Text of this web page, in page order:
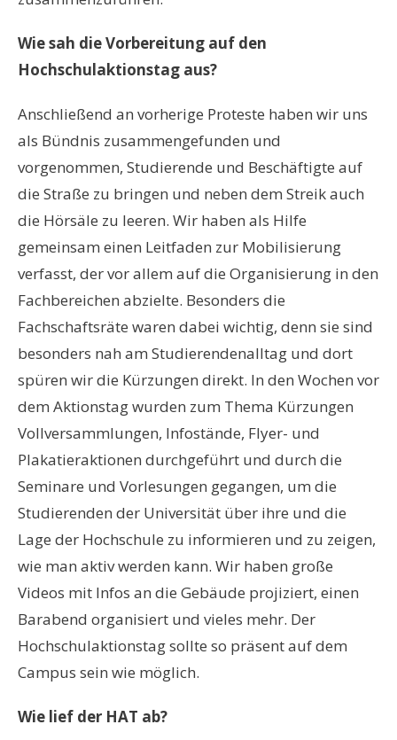
Wie sah die Vorbereitung auf den
Hochschulaktionstag aus?
Anschließend an vorherige Proteste haben wir uns
als Bündnis zusammengefunden und
vorgenommen, Studierende und Beschäftigte auf
die Straße zu bringen und neben dem Streik auch
die Hörsäle zu leeren. Wir haben als Hilfe
gemeinsam einen Leitfaden zur Mobilisierung
verfasst, der vor allem auf die Organisierung in den
Fachbereichen abzielte. Besonders die
Fachschaftsräte waren dabei wichtig, denn sie sind
besonders nah am Studierendenalltag und dort
spüren wir die Kürzungen direkt. In den Wochen vor
dem Aktionstag wurden zum Thema Kürzungen
Vollversammlungen, Infostände, Flyer- und
Plakatieraktionen durchgeführt und durch die
Seminare und Vorlesungen gegangen, um die
Studierenden der Universität über ihre und die
Lage der Hochschule zu informieren und zu zeigen,
wie man aktiv werden kann. Wir haben große
Videos mit Infos an die Gebäude projiziert, einen
Barabend organisiert und vieles mehr. Der
Hochschulaktionstag sollte so präsent auf dem
Campus sein wie möglich.
Wie lief der HAT ab?